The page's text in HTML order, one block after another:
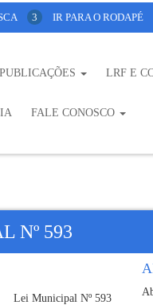
3 IR PARA O RODAPÉ
PUBLICAÇÕES LRF E
FALE CONOSCO
Nº 593
Lei Municipal Nº 593